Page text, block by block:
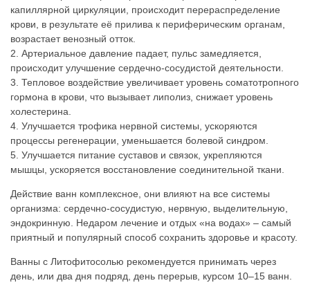
капиллярной циркуляции, происходит перераспределение
крови, в результате её прилива к периферическим органам,
возрастает венозный отток.
2. Артериальное давление падает, пульс замедляется,
происходит улучшение сердечно-сосудистой деятельности.
3. Тепловое воздействие увеличивает уровень соматотропного
гормона в крови, что вызывает липолиз, снижает уровень
холестерина.
4. Улучшается трофика нервной системы, ускоряются
процессы регенерации, уменьшается болевой синдром.
5. Улучшается питание суставов и связок, укрепляются
мышцы, ускоряется восстановление соединительной ткани.
Действие ванн комплексное, они влияют на все системы
организма: сердечно-сосудистую, нервную, выделительную,
эндокринную. Недаром лечение и отдых «на водах» – самый
приятный и популярный способ сохранить здоровье и красоту.
Ванны с Литофитосолью рекомендуется принимать через
день, или два дня подряд, день перерыв, курсом 10–15 ванн.